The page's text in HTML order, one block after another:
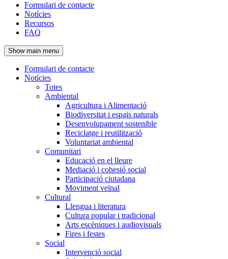
Navegació
principal
de
l'encapçalament
Formulari de contacte
Notícies
Recursos
FAQ
Show main menu
Navegació
principal
Formulari de contacte
Notícies
Totes
Ambiental
Agricultura i Alimentació
Biodiversitat i espais naturals
Desenvolupament sostenible
Reciclatge i reutilització
Voluntariat ambiental
Comunitari
Educació en el lleure
Mediació i cohesió social
Participació ciutadana
Moviment veïnal
Cultural
Llengua i literatura
Cultura popular i tradicional
Arts escèniques i audiovisuals
Fires i festes
Social
Intervenció social